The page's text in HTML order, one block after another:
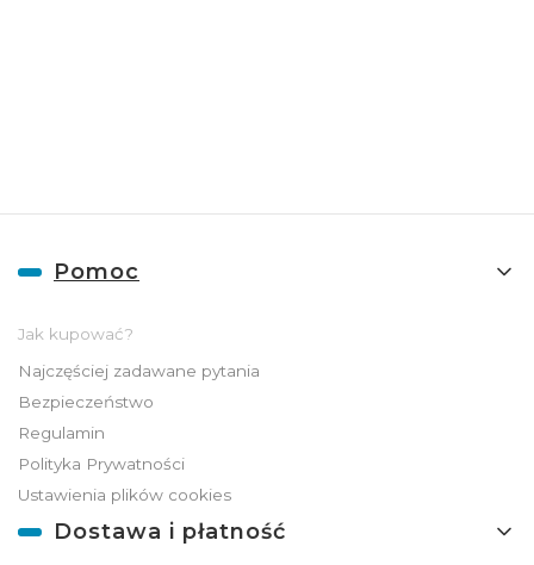
Linki w stopce
Pomoc
Jak kupować?
Najczęściej zadawane pytania
Bezpieczeństwo
Regulamin
Polityka Prywatności
Ustawienia plików cookies
Dostawa i płatność